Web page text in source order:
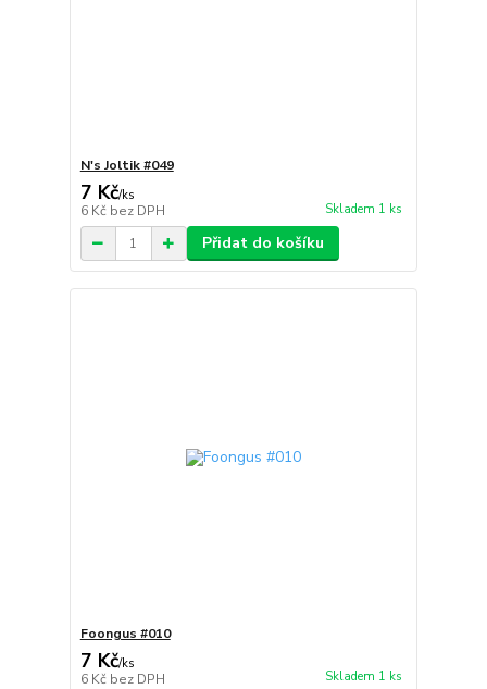
N's Joltik #049
7 Kč/ks
6 Kč bez DPH Skladem 1 ks
Přidat do košíku
Foongus #010
7 Kč/ks
6 Kč bez DPH Skladem 1 ks